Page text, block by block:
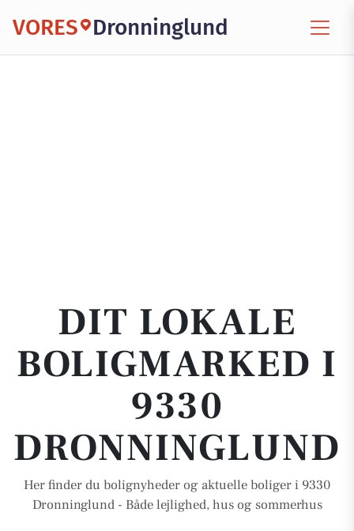
VORES Dronninglund
DIT LOKALE
BOLIGMARKED I
9330
DRONNINGLUND
Her finder du bolignyheder og aktuelle boliger i 9330
Dronninglund - Både lejlighed, hus og sommerhus